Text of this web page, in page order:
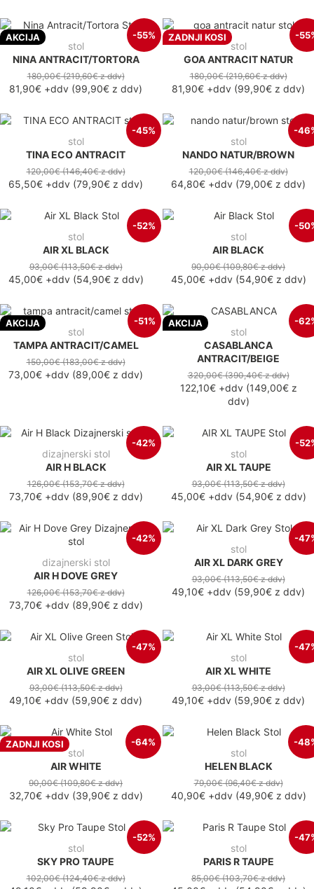
AKCIJA -55%
stol
NINA ANTRACIT/TORTORA
180,00€(219,60€z ddv)
81,90€ +ddv (99,90€ z ddv)
ZADNJI KOSI -
stol
GOA ANTRACIT NATUR
180,00€(219,60€z ddv)
81,90€ +ddv (99,90€ z ddv)
-45%
stol
TINA ECO ANTRACIT
120,00€(146,40€z ddv)
65,50€ +ddv (79,90€ z ddv)
-
stol
NANDO NATUR/BROWN
120,00€(146,40€z ddv)
64,80€ +ddv (79,00€ z ddv)
-52%
stol
AIR XL BLACK
93,00€(113,50€z ddv)
45,00€+ddv(54,90€z ddv)
-
stol
AIR BLACK
90,00€(109,80€z ddv)
45,00€+ddv(54,90€z ddv)
AKCIJA -51%
stol
TAMPA ANTRACIT/CAMEL
150,00€(183,00€z ddv)
73,00€ +ddv (89,00€ z ddv)
AKCIJA -
stol
CASABLANCA
ANTRACIT/BEIGE
320,00€(390,40€z ddv)
122,10€+ddv(149,00€z
ddv)
-42%
dizajnerski stol
AIR H BLACK
126,00€(153,70€z ddv)
73,70€+ddv(89,90€z ddv)
-
stol
AIR XL TAUPE
93,00€(113,50€z ddv)
45,00€+ddv(54,90€z ddv)
-42%
dizajnerski stol
AIR H DOVE GREY
126,00€(153,70€z ddv)
73,70€+ddv(89,90€z ddv)
-
stol
AIR XL DARK GREY
93,00€(113,50€z ddv)
49,10€ +ddv (59,90€ z ddv)
-47%
stol
AIR XL OLIVE GREEN
93,00€(113,50€z ddv)
49,10€ +ddv (59,90€ z ddv)
-
stol
AIR XL WHITE
93,00€(113,50€z ddv)
49,10€ +ddv (59,90€ z ddv)
ZADNJI KOSI -64%
stol
AIR WHITE
90,00€(109,80€z ddv)
32,70€+ddv(39,90€z ddv)
-
stol
HELEN BLACK
79,00€(96,40€z ddv)
40,90€+ddv(49,90€z ddv)
-52%
stol
SKY PRO TAUPE
102,00€(124,40€z ddv)
-
stol
PARIS R TAUPE
85,00€(103,70€z ddv)